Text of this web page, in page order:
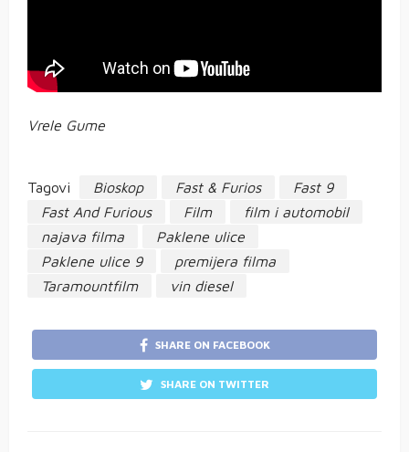
Vrele Gume
Tagovi Bioskop Fast & Furios
Fast 9
Fast And Furious
Film
film i automobil
najava filma
Paklene ulice
Paklene ulice 9
premijera filma
Taramountfilm
vin diesel
SHARE ON FACEBOOK
SHARE ON TWITTER